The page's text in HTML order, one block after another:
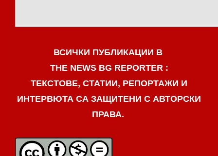
ВСИЧКИ ПУБЛИКАЦИИ В
THE NEWS BG REPORTER :
ТЕКСТОВЕ, СТАТИИ, РЕПОРТАЖИ И
ИНТЕРВЮТА СА ЗАЩИТЕНИ С АВТОРСКИ
ПРАВА.